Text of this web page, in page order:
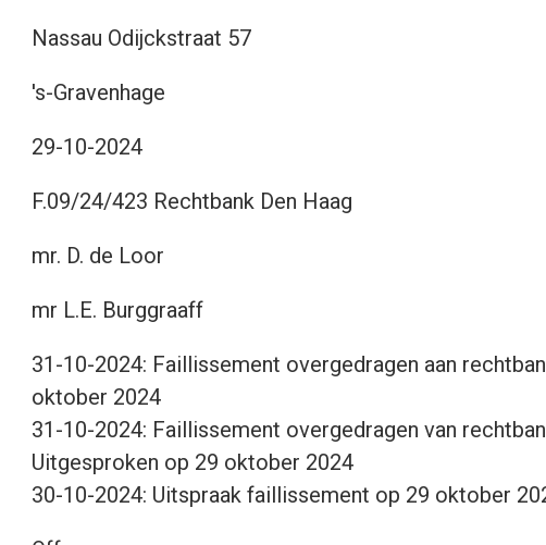
Nassau Odijckstraat 57
's-Gravenhage
29-10-2024
F.09/24/423 Rechtbank Den Haag
mr. D. de Loor
mr L.E. Burggraaff
31-10-2024: Faillissement overgedragen aan
oktober 2024
31-10-2024: Faillissement overgedragen van
Uitgesproken op 29 oktober 2024
30-10-2024: Uitspraak faillissement op 29 oktober